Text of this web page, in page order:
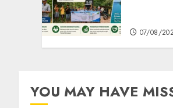
07/08/
YOU MAY HAVE